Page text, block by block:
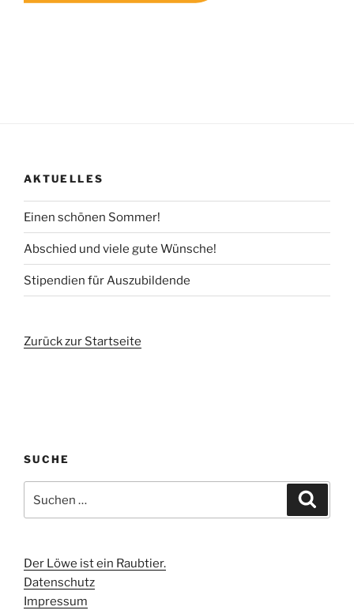
AKTUELLES
Einen schönen Sommer!
Abschied und viele gute Wünsche!
Stipendien für Auszubildende
Zurück zur Startseite
SUCHE
nach:
Der Löwe ist ein Raubtier.
Datenschutz
Impressum